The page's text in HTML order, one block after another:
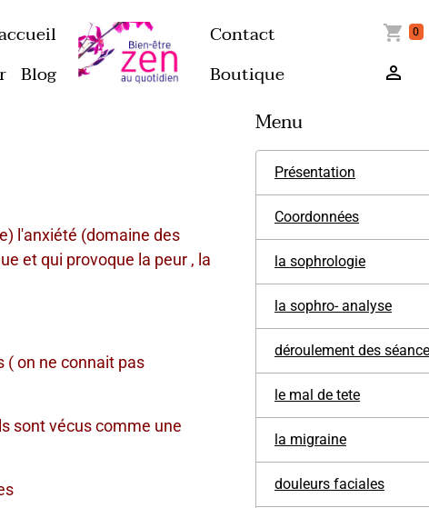
Blog
Contact
Boutique
0
l'anxiété (domaine des
et qui provoque la peur , la
( on ne connait pas
sont vécus comme une
Menu
Présentation
Coordonnées
la sophrologie
la sophro- analyse
déroulement des
le mal de tete
la migraine
douleurs faciales